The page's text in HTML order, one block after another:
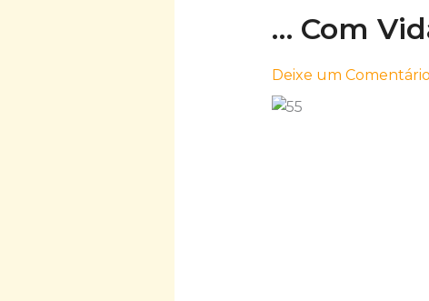
… Com
Deixe um Comentário